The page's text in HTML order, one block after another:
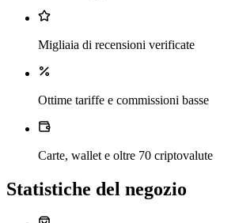
Migliaia di recensioni verificate
Ottime tariffe e commissioni basse
Carte, wallet e oltre 70 criptovalute
Statistiche del negozio